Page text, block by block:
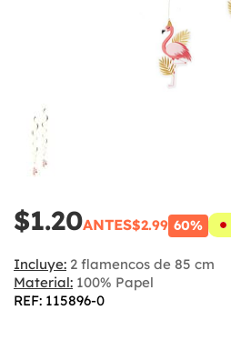
$1.20ANTES$2.99 60%
Incluye: 2 flamencos de 85 cm
Material: 100% Papel
REF: 115896-0